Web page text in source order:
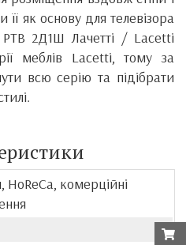
як основу для телевізора
2Д1Ш Лачетті / Lacetti
меблів Lacetti, тому за
всю серію та підібрати
HoReCa, комерційні